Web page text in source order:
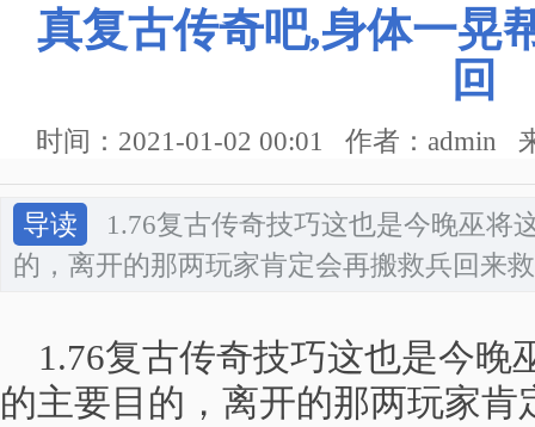
真复古传奇吧,身体一晃
回
时间：2021-01-02 00:01 作者：admin
导读
1.76复古传奇技巧这也是今晚巫将
的，离开的那两玩家肯定会再搬救兵回来
1.76复古传奇技巧这也是今晚
的主要目的，离开的那两玩家